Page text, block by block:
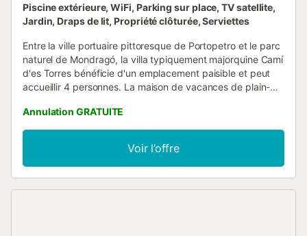
Piscine extérieure, WiFi, Parking sur place, TV satellite,
Jardin, Draps de lit, Propriété clôturée, Serviettes
Entre la ville portuaire pittoresque de Portopetro et le parc
naturel de Mondragó, la villa typiquement majorquine Camí
d'es Torres bénéficie d'un emplacement paisible et peut
accueillir 4 personnes. La maison de vacances de plain-
d'une cuisine bien équipée, de 2 chambres et d'une salle
de bains. Les installations comprennent également le Wi-
Fi, des ventilateurs, une télévision par satellite, une chaise
haute, un lit bébé et une cheminée, afin que votre bien-
être soit garanti même pendant les mois les plus frais de
Annulation GRATUITE
Voir l’offre